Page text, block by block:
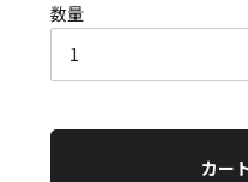
数量
カー